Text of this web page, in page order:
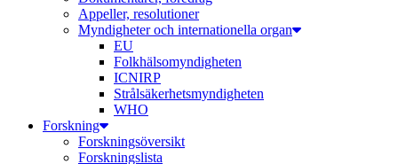
Appeller, resolutioner
Myndigheter och internationella organ
EU
Folkhälsomyndigheten
ICNIRP
Strålsäkerhetsmyndigheten
WHO
Forskning
Forskningsöversikt
Forskningslista